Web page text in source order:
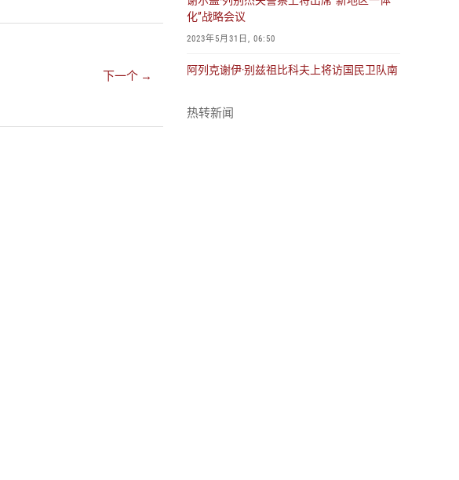
下一个 →
化”战略会议
2023年5月31日, 06:50
阿列克谢伊·别兹祖比科夫上将访国民卫队南
2023年5月30日, 10:29
热转新闻